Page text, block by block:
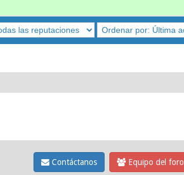
Contáctanos Equipo del foro